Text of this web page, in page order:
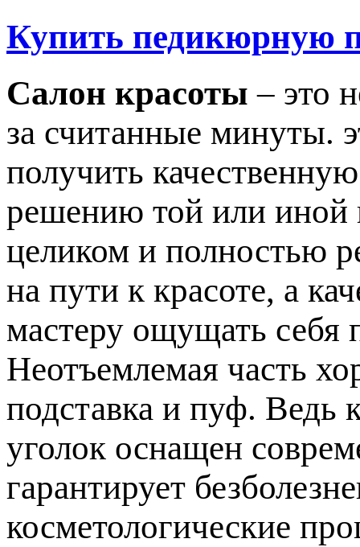
Купить педикюрную
Салон красоты – это
за считанные минуты.
получить
решению той или иной
целиком и полностью
на пути к красоте, а
мастеру ощущать себя
Неотъемлемая часть
подставка и пуф. Ведь
уголок оснащен
гарантирует
косметологические